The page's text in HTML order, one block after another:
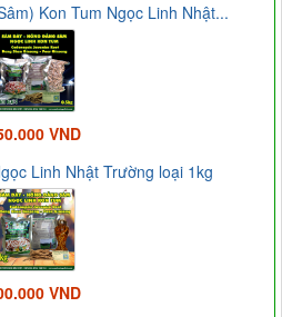
Kon Tum Ngọc Linh Nhật...
VND
Linh Nhật Trường loại 1kg
VND